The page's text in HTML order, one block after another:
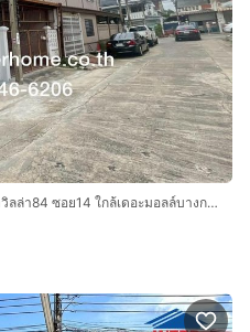
ทาวน์เฮ้าส์ 2 ชั้น 18 ตร.ว. หมู่บ้านเสนาวิลล่า84 ซอย14 ใกล้เดอะมอลล์บางกะปิ ซอยแฮปปี้แลนด์ ซอยเสนาวิลล่า84 ถนนลาดพร้าว ถนนนวมินทร์